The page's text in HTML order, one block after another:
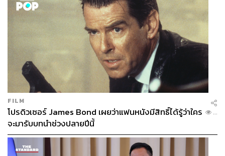
FILM
โปรดิวเซอร์ James Bond เผยว่าแฟนหนังมีสิทธิ์ได้รู้ว่าใคร
จะมารับบทนำช่วงปลายปีนี้
...